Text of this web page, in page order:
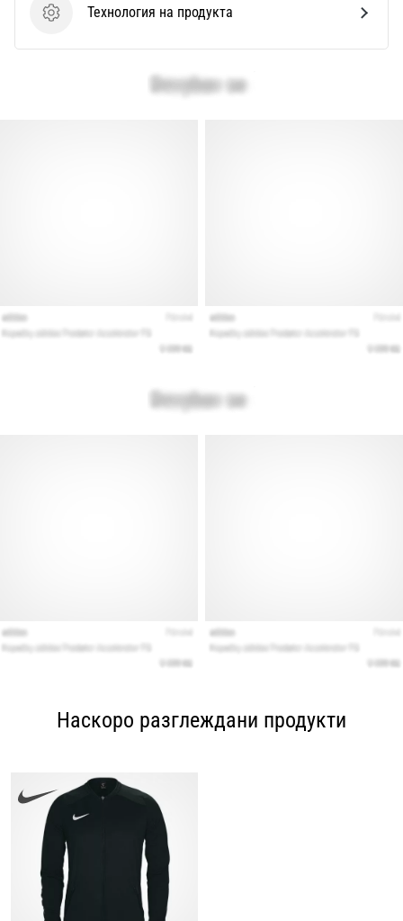
Технология на продукта
Технология на продукта
Наскоро разглеждани продукти